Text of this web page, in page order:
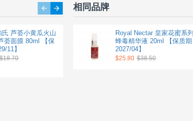
氏 芦荟小黄瓜火山
荟面膜 80ml 【保
11】
$18.70
Nature's Beauty 自然美 火
山泥面膜保湿补水 深层清
洁 自然美 200g 【保质期
2028/03】
相同品牌
Royal Nectar 皇家花蜜系列
蜂毒精华液 20ml 【保质期
2027/04】
$25.80 $38.50